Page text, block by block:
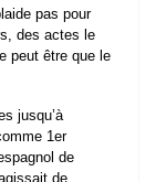
pas pour
des actes le
peut être que le
jusqu’à
1er
de
de